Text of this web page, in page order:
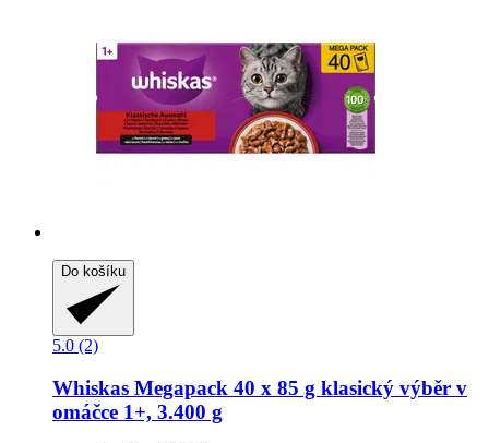
Do košíku
5.0 (2)
Whiskas Megapack 40 x 85 g klasický výběr v
omáčce 1+, 3.400 g